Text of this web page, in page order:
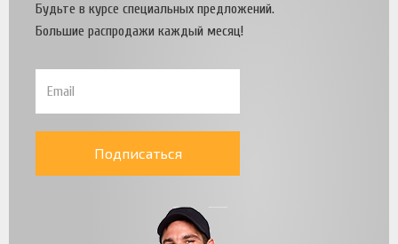
Будьте в курсе специальных предложений.
Большие распродажи каждый месяц!
Подписаться